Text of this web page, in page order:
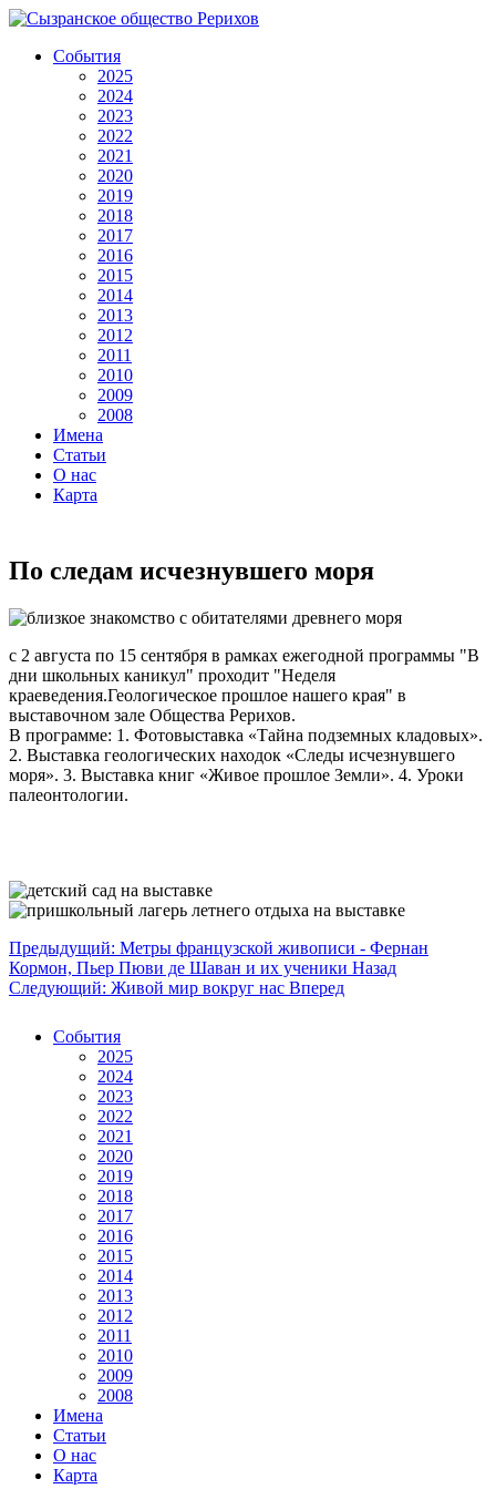
События
2025
2024
2023
2022
2021
2020
2019
2018
2017
2016
2015
2014
2013
2012
2011
2010
2009
2008
Имена
Статьи
О нас
Карта
По следам исчезнувшего моря
с 2 августа по 15 сентября в рамках ежегодной программы "В
дни школьных каникул" проходит "Неделя
краеведения.Геологическое прошлое нашего края" в
выставочном зале Общества Рерихов.
В программе: 1. Фотовыставка «Тайна подземных кладовых».
2. Выставка геологических находок «Следы исчезнувшего
моря». 3. Выставка книг «Живое прошлое Земли». 4. Уроки
палеонтологии.
Предыдущий: Метры французской живописи - Фернан
Кормон, Пьер Пюви де Шаван и их ученики Назад
Следующий: Живой мир вокруг нас Вперед
События
2025
2024
2023
2022
2021
2020
2019
2018
2017
2016
2015
2014
2013
2012
2011
2010
2009
2008
Имена
Статьи
О нас
Карта